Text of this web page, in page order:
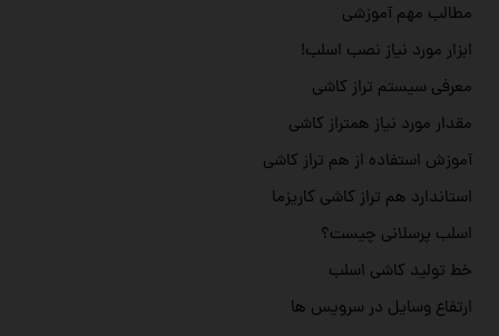
مطالب مهم آموزشی
ابزار مورد نیاز نصب اسلب!
معرفی سیستم تراز کاشی
مقدار مورد نیاز همتراز کاشی
آموزش استفاده از هم تراز کاشی
استاندارد هم تراز کاشی کاریزما
اسلب پرسلانی چیست؟
خط تولید کاشی اسلب
ارتفاع وسایل در سرویس ها